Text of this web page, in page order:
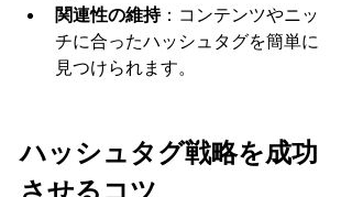
関連性の維持：コンテンツやニッ
チに合ったハッシュタグを簡単に
見つけられます。
ハッシュタグ戦略を成功
させるコツ